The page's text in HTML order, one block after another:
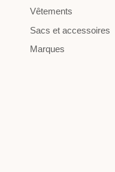
Vêtements
Sacs et accessoires
Marques